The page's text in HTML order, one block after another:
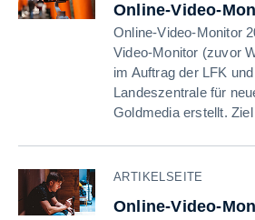
Online-Video-
Online-Video-Monitor
Video-Monitor (zuvor
im Auftrag der LFK
Landeszentrale für
Goldmedia erstellt.
ARTIKELSEITE
Online-Video-